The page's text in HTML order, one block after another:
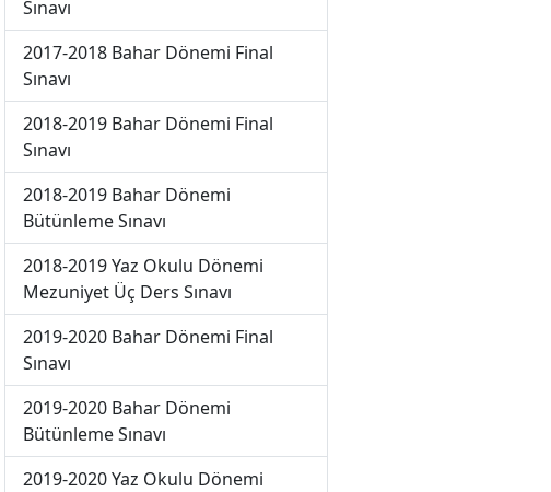
Sınavı
2017-2018 Bahar Dönemi Final
Sınavı
2018-2019 Bahar Dönemi Final
Sınavı
2018-2019 Bahar Dönemi
Bütünleme Sınavı
2018-2019 Yaz Okulu Dönemi
Mezuniyet Üç Ders Sınavı
2019-2020 Bahar Dönemi Final
Sınavı
2019-2020 Bahar Dönemi
Bütünleme Sınavı
2019-2020 Yaz Okulu Dönemi